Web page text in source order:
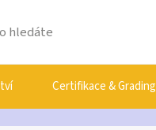
Certifikace & Grading